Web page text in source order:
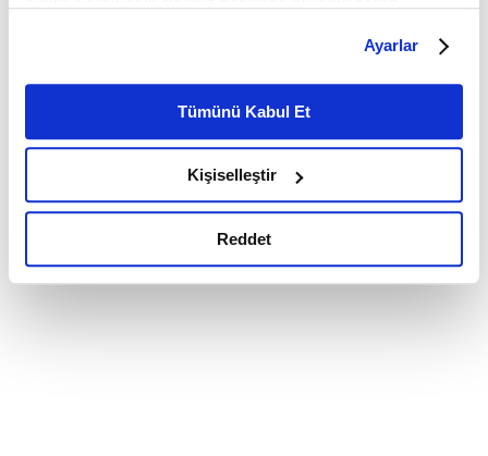
belirleyebilirsiniz. Çerezlere ilişkin detaylı bilgi için
Ayarlar butonuna tıklayabilir,Çerez Bilgilendirme
Metnimizi ziyaret edebilirsiniz.
6698 sayılı Kişisel Verilerin Korunması Kanunu uyarınca
okumak ve sitemizi ziyaretiniz kapsamında
gerçekleştirilen veri işleme faaliyetleri ile ilgili daha
detaylı bilgi almak için lütfentıklayınız.
Ayarlar
Tümünü Kabul Et
Kişiselleştir
Reddet